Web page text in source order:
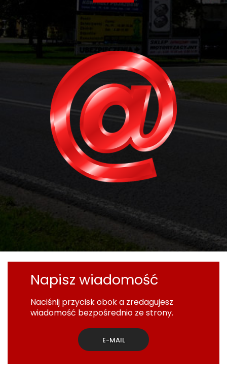
Napisz wiadomość
Naciśnij przycisk obok a zredagujesz
wiadomość bezpośrednio ze strony.
E-MAIL